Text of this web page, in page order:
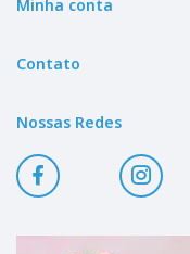
Minha conta
Contato
Nossas Redes